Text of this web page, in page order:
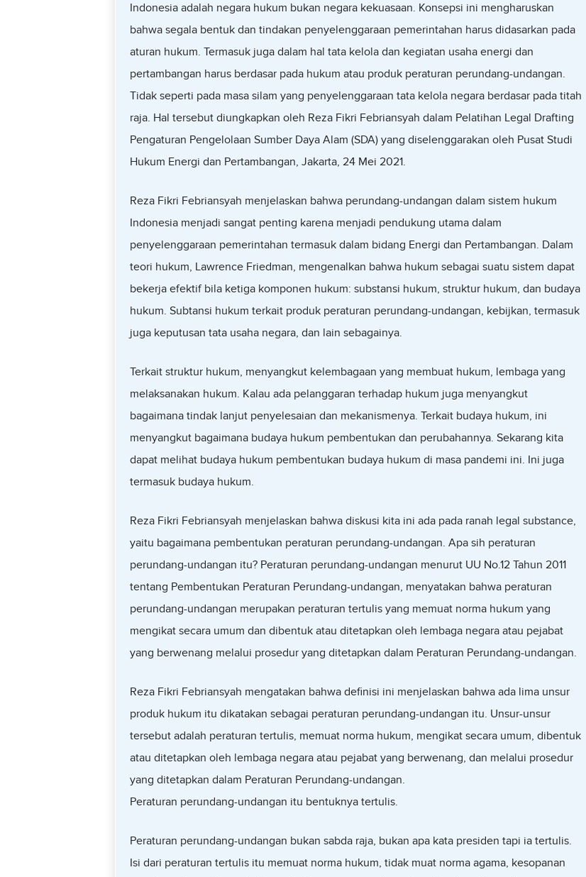
Indonesia adalah negara hukum bukan negara kekuasaan. Konsepsi ini mengharuskan
bahwa segala bentuk dan tindakan penyelenggaraan pemerintahan harus didasarkan pada
aturan hukum. Termasuk juga dalam hal tata kelola dan kegiatan usaha energi dan
pertambangan harus berdasar pada hukum atau produk peraturan perundang-undangan.
Tidak seperti pada masa silam yang penyelenggaraan tata kelola negara berdasar pada titah
raja. Hal tersebut diungkapkan oleh Reza Fikri Febriansyah dalam Pelatihan Legal Drafting
Pengaturan Pengelolaan Sumber Daya Alam (SDA) yang diselenggarakan oleh Pusat Studi
Hukum Energi dan Pertambangan, Jakarta, 24 Mei 2021.
Reza Fikri Febriansyah menjelaskan bahwa perundang-undangan dalam sistem hukum
Indonesia menjadi sangat penting karena menjadi pendukung utama dalam
penyelenggaraan pemerintahan termasuk dalam bidang Energi dan Pertambangan. Dalam
teori hukum, Lawrence Friedman, mengenalkan bahwa hukum sebagai suatu sistem dapat
bekerja efektif bila ketiga komponen hukum: substansi hukum, struktur hukum, dan budaya
hukum. Subtansi hukum terkait produk peraturan perundang-undangan, kebijkan, termasuk
juga keputusan tata usaha negara, dan lain sebagainya.
Terkait struktur hukum, menyangkut kelembagaan yang membuat hukum, lembaga yang
melaksanakan hukum. Kalau ada pelanggaran terhadap hukum juga menyangkut
bagaimana tindak lanjut penyelesaian dan mekanismenya. Terkait budaya hukum, ini
menyangkut bagaimana budaya hukum pembentukan dan perubahannya. Sekarang kita
dapat melihat budaya hukum pembentukan budaya hukum di masa pandemi ini. Ini juga
termasuk budaya hukum.
Reza Fikri Febriansyah menjelaskan bahwa diskusi kita ini ada pada ranah legal substance,
yaitu bagaimana pembentukan peraturan perundang-undangan. Apa sih peraturan
perundang-undangan itu? Peraturan perundang-undangan menurut UU No.12 Tahun 2011
tentang Pembentukan Peraturan Perundang-undangan, menyatakan bahwa peraturan
perundang-undangan merupakan peraturan tertulis yang memuat norma hukum yang
mengikat secara umum dan dibentuk atau ditetapkan oleh lembaga negara atau pejabat
yang berwenang melalui prosedur yang ditetapkan dalam Peraturan Perundang-undangan.
Reza Fikri Febriansyah mengatakan bahwa definisi ini menjelaskan bahwa ada lima unsur
produk hukum itu dikatakan sebagai peraturan perundang-undangan itu. Unsur-unsur
tersebut adalah peraturan tertulis, memuat norma hukum, mengikat secara umum, dibentuk
atau ditetapkan oleh lembaga negara atau pejabat yang berwenang, dan melalui prosedur
yang ditetapkan dalam Peraturan Perundang-undangan.
Peraturan perundang-undangan itu bentuknya tertulis.
Peraturan perundang-undangan bukan sabda raja, bukan apa kata presiden tapi ia tertulis.
Isi dari peraturan tertulis itu memuat norma hukum, tidak muat norma agama, kesopanan